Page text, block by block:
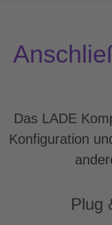
Das LADE
Konfiguration
Plug